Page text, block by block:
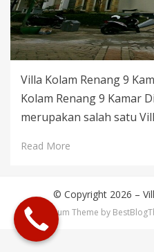
Villa Kolam Renang 9
Kolam Renang 9 Kamar
merupakan salah satu
Read More
© Copyright 2026 –
Cambium Theme by